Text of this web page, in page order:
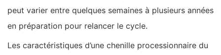
peut varier entre quelques semaines à plusieurs années
en préparation pour relancer le cycle.
Les caractéristiques d’une chenille processionnaire du